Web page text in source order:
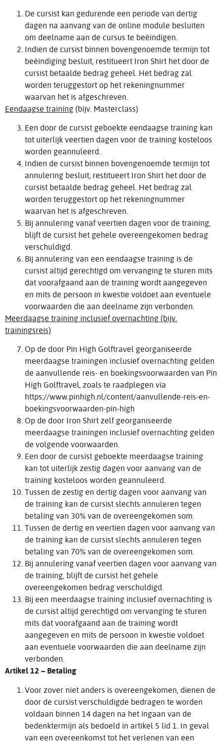
De cursist kan gedurende een periode van dertig
dagen na aanvang van de online module besluiten
om deelname aan de cursus te beëindigen.
Indien de cursist binnen bovengenoemde termijn tot
beëindiging besluit, restitueert Iron Shirt het door de
cursist betaalde bedrag geheel. Het bedrag zal
worden teruggestort op het rekeningnummer
waarvan het is afgeschreven.
Eendaagse training (bijv. Masterclass)
Een door de cursist geboekte eendaagse training kan
tot uiterlijk veertien dagen voor de training kosteloos
worden geannuleerd.
Indien de cursist binnen bovengenoemde termijn tot
annulering besluit, restitueert Iron Shirt het door de
cursist betaalde bedrag geheel. Het bedrag zal
worden teruggestort op het rekeningnummer
waarvan het is afgeschreven.
Bij annulering vanaf veertien dagen voor de training,
blijft de cursist het gehele overeengekomen bedrag
verschuldigd.
Bij annulering van een eendaagse training is de
cursist altijd gerechtigd om vervanging te sturen mits
dat voorafgaand aan de training wordt aangegeven
en mits de persoon in kwestie voldoet aan eventuele
voorwaarden die aan deelname zijn verbonden.
Meerdaagse training inclusief overnachting (bijv.
trainingsreis)
Op de door Pin High Golftravel georganiseerde
meerdaagse trainingen inclusief overnachting gelden
de aanvullende reis- en boekingsvoorwaarden van Pin
High Golftravel, zoals te raadplegen via
https://www.pinhigh.nl/content/aanvullende-reis-en-
boekingsvoorwaarden-pin-high
Op de door Iron Shirt zelf georganiseerde
meerdaagse trainingen inclusief overnachting gelden
de volgende voorwaarden.
Een door de cursist geboekte meerdaagse training
kan tot uiterlijk zestig dagen voor aanvang van de
training kosteloos worden geannuleerd.
Tussen de zestig en dertig dagen voor aanvang van
de training kan de cursist slechts annuleren tegen
betaling van 30% van de overeengekomen som.
Tussen de dertig en veertien dagen voor aanvang van
de training kan de cursist slechts annuleren tegen
betaling van 70% van de overeengekomen som.
Bij annulering vanaf veertien dagen voor aanvang van
de training, blijft de cursist het gehele
overeengekomen bedrag verschuldigd.
Bij een meerdaagse training inclusief overnachting is
de cursist altijd gerechtigd om vervanging te sturen
mits dat voorafgaand aan de training wordt
aangegeven en mits de persoon in kwestie voldoet
aan eventuele voorwaarden die aan deelname zijn
verbonden.
Artikel 12 – Betaling
Voor zover niet anders is overeengekomen, dienen de
door de cursist verschuldigde bedragen te worden
voldaan binnen 14 dagen na het ingaan van de
bedenktermijn als bedoeld in artikel 5 lid 1. In geval
van een overeenkomst tot het verlenen van een